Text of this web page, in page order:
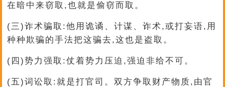
在暗中来窃取,也就是偷窃而取。
(三)诈术骗取:他用诡谲、计谋、诈术,或打妄语,用
种种欺骗的手法把这骗去,这也是盗取。
(四)势力强取:仗着势力压迫,强迫非给不可。
(五)词讼取:就是打官司。双方争取财产物质,由官